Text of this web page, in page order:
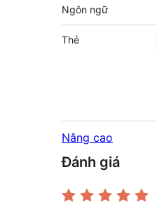
Ngôn ngữ
Thẻ
Nâng cao
Đánh giá